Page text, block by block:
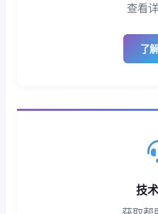
查看
了
技